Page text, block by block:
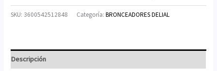
SKU: 3600542512848 Categoría:BRONCEADORES DELIAL
Descripción